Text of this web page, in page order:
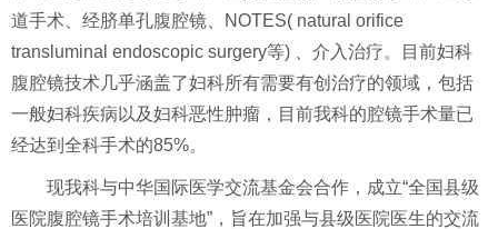
道手术、经脐单孔腹腔镜、NOTES( natural orifice
transluminal endoscopic surgery等) 、介入治疗。目前妇科
腹腔镜技术几乎涵盖了妇科所有需要有创治疗的领域，包括
一般妇科疾病以及妇科恶性肿瘤，目前我科的腔镜手术量已
经达到全科手术的85%。
现我科与中华国际医学交流基金会合作，成立“全国县级
医院腹腔镜手术培训基地”，旨在加强与县级医院医生的交流